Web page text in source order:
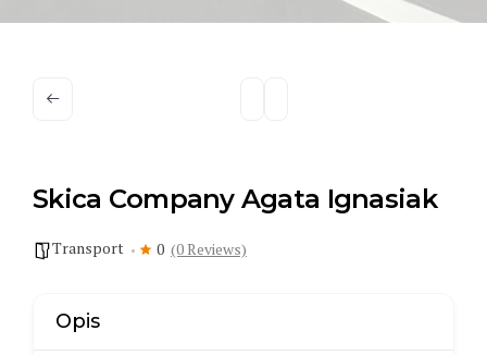
Skica Company Agata Ignasiak
Transport 0 (0 Reviews)
Opis